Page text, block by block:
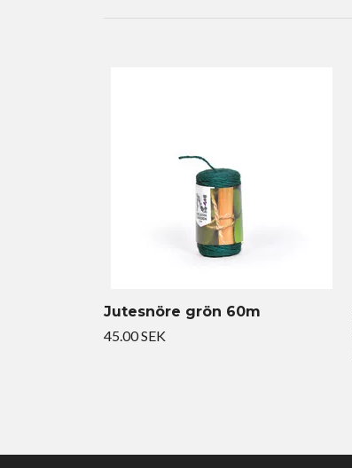
Jutesnöre grön 60m
45.00 SEK